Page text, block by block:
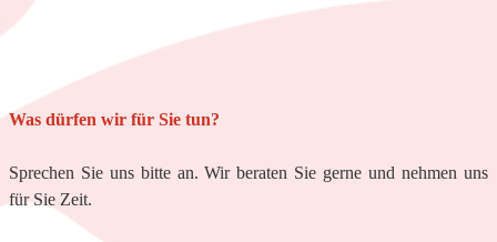
Was dürfen wir für Sie tun?
Sprechen Sie uns bitte an. Wir beraten Sie gerne und nehmen uns
für Sie Zeit.